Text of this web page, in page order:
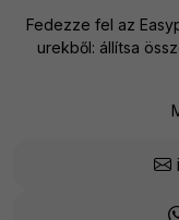
Fedezze fel az
urekből: állítsa